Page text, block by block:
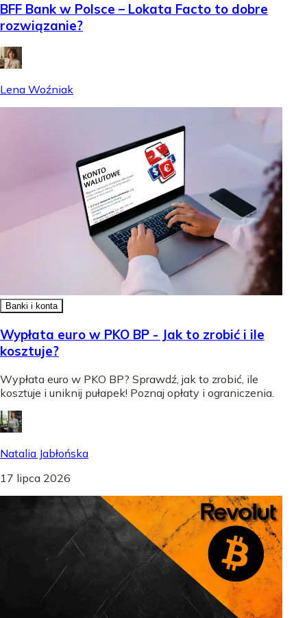
BFF Bank w Polsce – Lokata Facto to dobre
rozwiązanie?
Lena Woźniak
Banki i konta
Wypłata euro w PKO BP - Jak to zrobić i ile
kosztuje?
Wypłata euro w PKO BP? Sprawdź, jak to zrobić, ile
kosztuje i uniknij pułapek! Poznaj opłaty i ograniczenia.
Natalia Jabłońska
17 lipca 2026